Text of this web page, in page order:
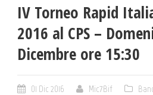
IV Torneo Rapid
2016 al CPS –
Dicembre ore 15:30
01 Dic 2016 Mic7Bif